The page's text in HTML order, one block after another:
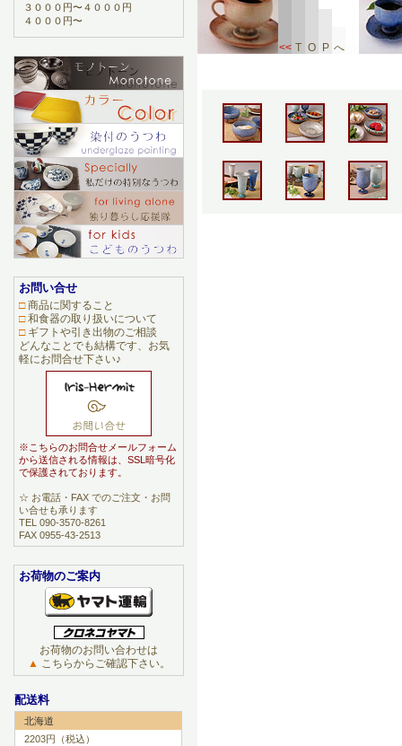
<< T O P へ
３０００円〜４０００円
４０００円〜
お問い合せ
□商品に関すること
□和食器の取り扱いについて
□ギフトや引き出物のご相談
どんなことでも結構です、お気
軽にお問合せ下さい♪
※こちらのお問合せメールフォーム
から送信される情報は、SSL暗号化
で保護されております。
☆ お電話・FAX でのご注文・お問
い合せも承ります
TEL 090-3570-8261
FAX 0955-43-2513
お荷物のご案内
お荷物のお問い合わせは
▲ こちらからご確認下さい。
配送料
北海道
2203円（税込）